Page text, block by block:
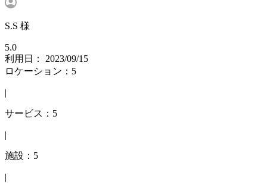
S.S 様
5.0
利用日： 2023/09/15
ロケーション：5
|
サービス：5
|
施設：5
|